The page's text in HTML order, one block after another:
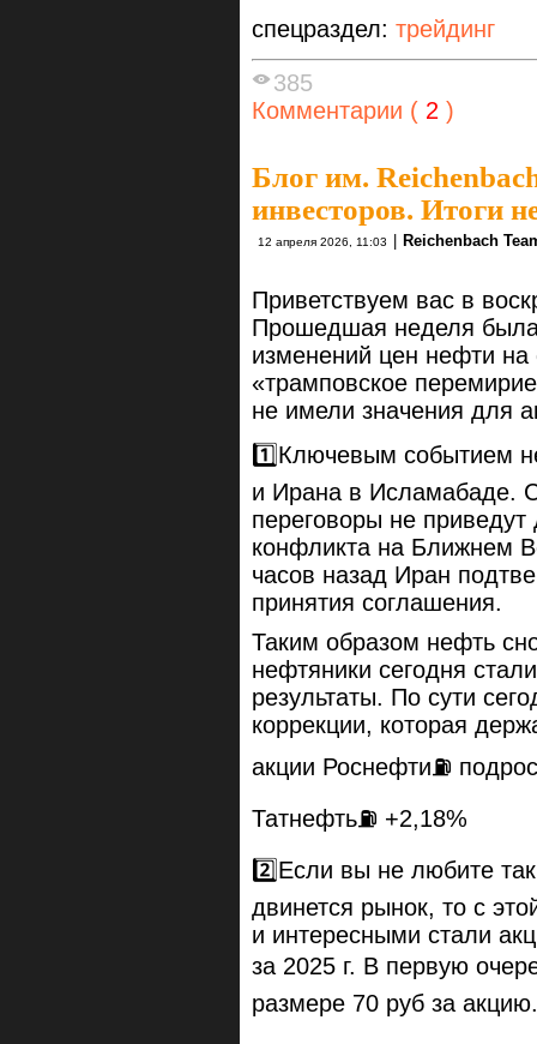
спецраздел: трейдинг
385
Комментарии ( 2 )
Блог им.
инвесторов. Итоги
12 апреля 2026, 11:03 | Reichenbach
Приветствуем вас в
Прошедшая неделя была
изменений цен нефти на
«трамповское
не имели значения для
1️⃣Ключевым событием
и Ирана в Исламабаде.
переговоры не
конфликта на Ближнем
часов назад Иран
принятия соглашения.
Таким образом нефть
нефтяники сегодня
результаты. По сути
коррекции, которая
акции Роснефти⛽️
Татнефть⛽️ +2,18%
2️⃣Если вы не любите
двинется рынок, то с
и интересными стали
за 2025 г. В первую
размере 70 руб за акцию.